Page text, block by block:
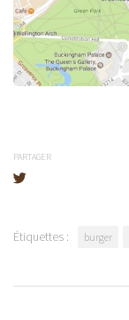
PARTAGER
Étiquettes : burger